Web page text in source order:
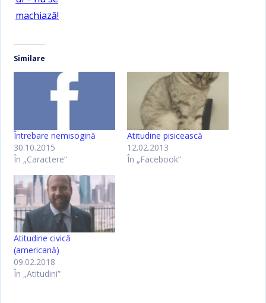
machiază!
Similare
Întrebare nemisogină
30.10.2015
În „Caractere”
Atitudine pisicească
12.02.2013
În „Facebook”
Atitudine civică
(americană)
09.02.2018
În „Atitudini”